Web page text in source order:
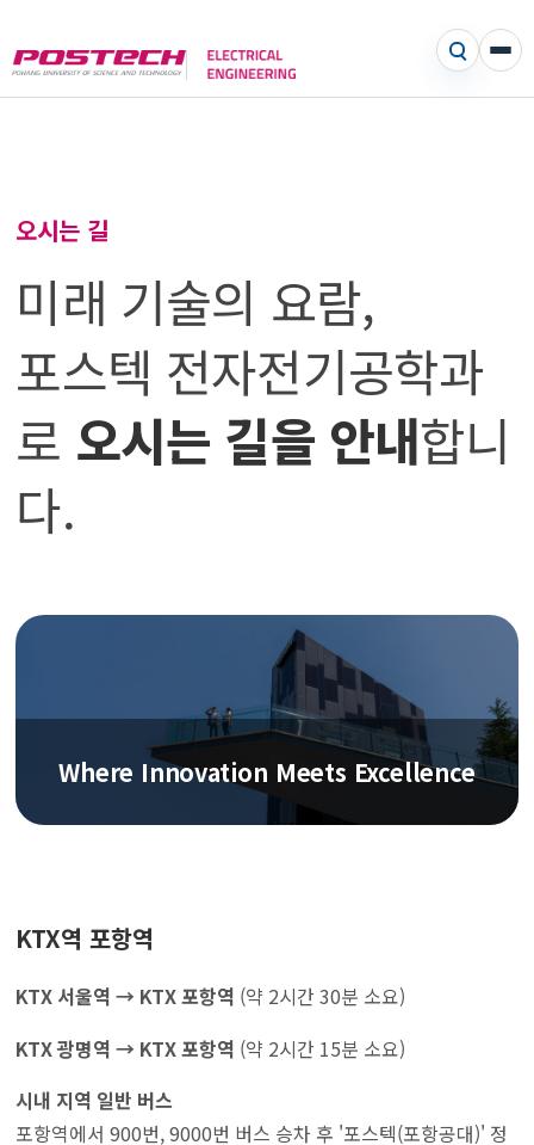
오시는 길
미래 기술의 요람,
포스텍 전자전기공학과
로 오시는 길을 안내합니
다.
Where Innovation Meets Excellence
KTX역 포항역
KTX 서울역 → KTX 포항역 (약 2시간 30분 소요)
KTX 광명역 → KTX 포항역 (약 2시간 15분 소요)
시내 지역 일반 버스
포항역에서 900번, 9000번 버스 승차 후 '포스텍(포항공대)' 정